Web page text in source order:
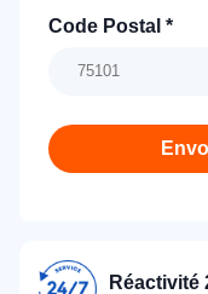
Code Postal *
Réactivité